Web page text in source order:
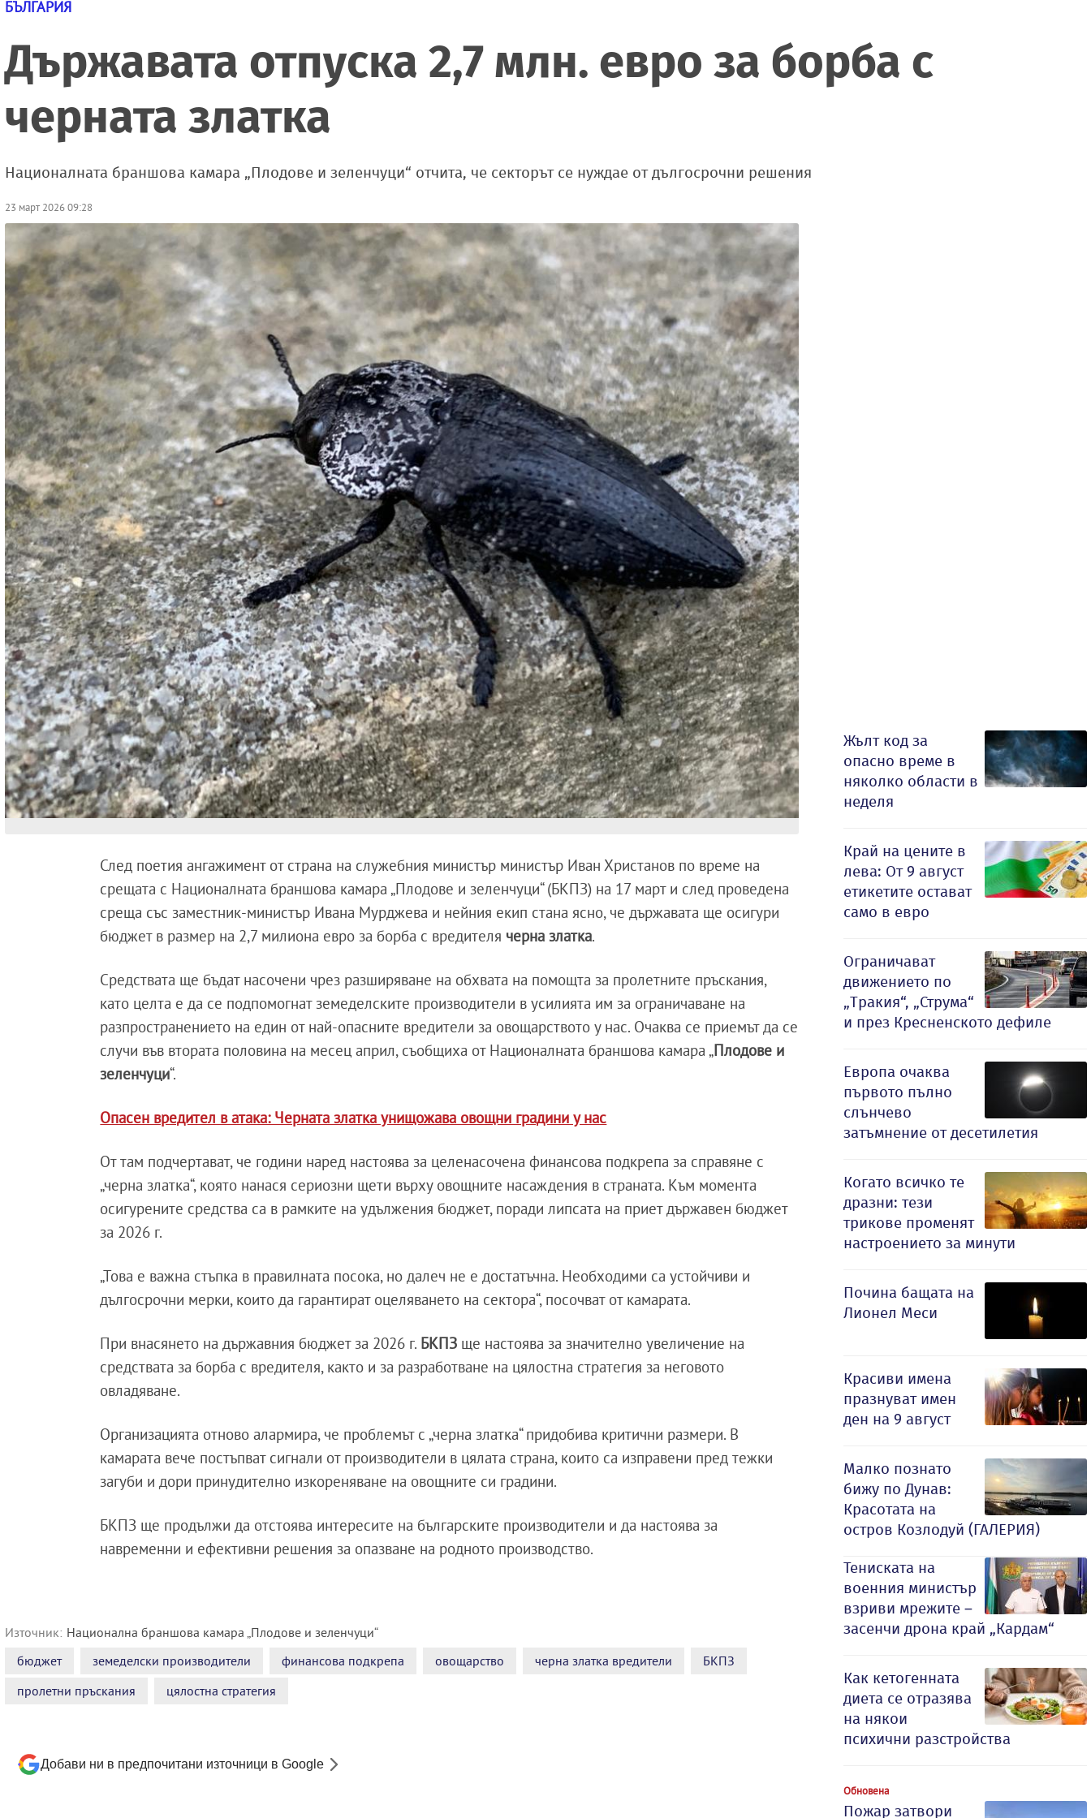
БЪЛГАРИЯ
Държавата отпуска 2,7 млн. евро за борба с
черната златка
Националната браншова камара „Плодове и зеленчуци“ отчита, че секторът се нуждае от дългосрочни решения
23 март 2026 09:28
След поетия ангажимент от страна на служебния министър министър Иван Христанов по време на
срещата с Националната браншова камара „Плодове и зеленчуци“ (БКПЗ) на 17 март и след проведена
среща със заместник-министър Ивана Мурджева и нейния екип стана ясно, че държавата ще осигури
бюджет в размер на 2,7 милиона евро за борба с вредителя черна златка.
Средствата ще бъдат насочени чрез разширяване на обхвата на помощта за пролетните пръскания,
като целта е да се подпомогнат земеделските производители в усилията им за ограничаване на
разпространението на един от най-опасните вредители за овощарството у нас. Очаква се приемът да се
случи във втората половина на месец април, съобщиха от Националната браншова камара „Плодове и
зеленчуци“.
Опасен вредител в атака: Черната златка унищожава овощни градини у нас
От там подчертават, че години наред настоява за целенасочена финансова подкрепа за справяне с
„черна златка“, която нанася сериозни щети върху овощните насаждения в страната. Към момента
осигурените средства са в рамките на удължения бюджет, поради липсата на приет държавен бюджет
за 2026 г.
„Това е важна стъпка в правилната посока, но далеч не е достатъчна. Необходими са устойчиви и
дългосрочни мерки, които да гарантират оцеляването на сектора“, посочват от камарата.
При внасянето на държавния бюджет за 2026 г. БКПЗ ще настоява за значително увеличение на
средствата за борба с вредителя, както и за разработване на цялостна стратегия за неговото
овладяване.
Организацията отново алармира, че проблемът с „черна златка“ придобива критични размери. В
камарата вече постъпват сигнали от производители в цялата страна, които са изправени пред тежки
загуби и дори принудително изкореняване на овощните си градини.
БКПЗ ще продължи да отстоява интересите на българските производители и да настоява за
навременни и ефективни решения за опазване на родното производство.
Източник: Национална браншова камара „Плодове и зеленчуци“
бюджет
земеделски производители финансова подкрепа овощарство черна златка вредители
БКПЗ
пролетни пръскания
цялостна стратегия
Добави ни в предпочитани източници в Google
Жълт код за
опасно време в
няколко области в
неделя
Край на цените в
лева: От 9 август
етикетите остават
само в евро
Ограничават
движението по
„Тракия“, „Струма“
и през Кресненското дефиле
Европа очаква
първото пълно
слънчево
затъмнение от десетилетия
Когато всичко те
дразни: тези
трикове променят
настроението за минути
Почина бащата на
Лионел Меси
Красиви имена
празнуват имен
ден на 9 август
Малко познато
бижу по Дунав:
Красотата на
остров Козлодуй (ГАЛЕРИЯ)
Тениската на
военния министър
взриви мрежите –
засенчи дрона край „Кардам“
Как кетогенната
диета се отразява
на някои
психични разстройства
Обновена
Пожар затвори